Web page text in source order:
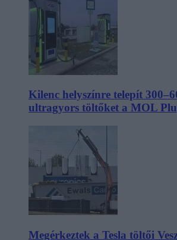
Kilenc helyszínre telepít
ultragyors töltőket a MOL
Megérkeztek a Tesla töltői